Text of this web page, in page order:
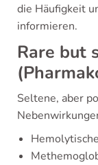
die Häufigkeit
informieren.
Rare but
Seltene, aber